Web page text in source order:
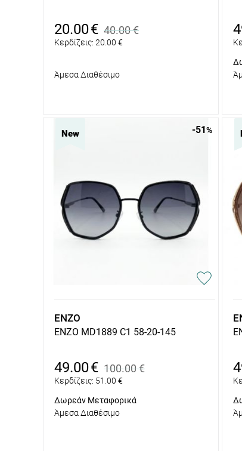
20.00€ 40.00€
Κερδίζεις: 20.00 €
Άμεσα Διαθέσιμο
New -51%
ENZO
ENZO MD1889 C1 58-20-145
49.00€ 100.00€
Κερδίζεις: 51.00 €
Δωρεάν Μεταφορικά
Άμεσα Διαθέσιμο